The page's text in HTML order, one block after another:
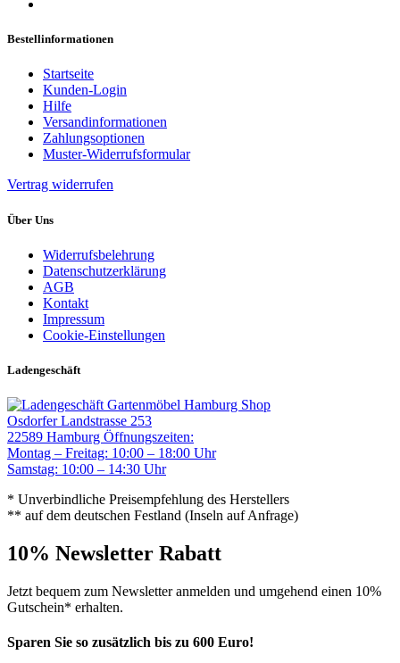
Bestellinformationen
Startseite
Kunden-Login
Hilfe
Versandinformationen
Zahlungsoptionen
Muster-Widerrufsformular
Vertrag widerrufen
Über Uns
Widerrufsbelehrung
Datenschutzerklärung
AGB
Kontakt
Impressum
Cookie-Einstellungen
Ladengeschäft
Gartenmöbel Hamburg Shop
Osdorfer Landstrasse 253
22589 Hamburg Öffnungszeiten:
Montag – Freitag: 10:00 – 18:00 Uhr
Samstag: 10:00 – 14:30 Uhr
* Unverbindliche Preisempfehlung des Herstellers
** auf dem deutschen Festland (Inseln auf Anfrage)
10% Newsletter Rabatt
Jetzt bequem zum Newsletter anmelden und umgehend einen 10%
Gutschein* erhalten.
Sparen Sie so zusätzlich bis zu 600 Euro!